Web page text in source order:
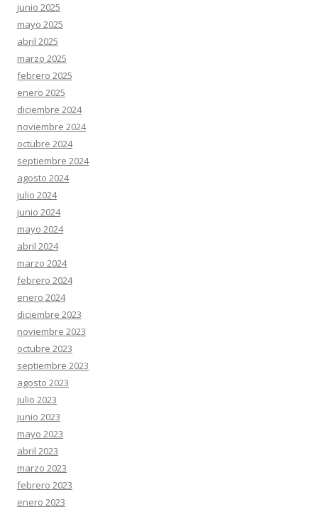
junio 2025
mayo 2025
abril 2025
marzo 2025
febrero 2025
enero 2025
diciembre 2024
noviembre 2024
octubre 2024
septiembre 2024
agosto 2024
julio 2024
junio 2024
mayo 2024
abril 2024
marzo 2024
febrero 2024
enero 2024
diciembre 2023
noviembre 2023
octubre 2023
septiembre 2023
agosto 2023
julio 2023
junio 2023
mayo 2023
abril 2023
marzo 2023
febrero 2023
enero 2023